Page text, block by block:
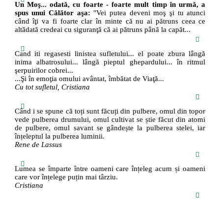
Un Moş... odată, cu foarte - foarte mult timp în urmă, a
spus unui Călător aşa: "Vei putea deveni moş şi tu atunci
când îţi va fi foarte clar în minte că nu ai pătruns ceea ce
altădată credeai cu siguranţă că ai pătruns până la capăt...
Cand iti regasesti linistea sufletului... el poate zbura lângă
inima albatrosului... lângă pieptul ghepardului... în ritmul
şerpuirilor cobrei...
...Şi în emoţia omului avântat, îmbătat de Viaţă...
Cu tot sufletul, Cristiana
Când i se spune că toți sunt făcuți din pulbere, omul din topor
vede pulberea drumului, omul cultivat se știe făcut din atomi
de pulbere, omul savant se gândește la pulberea stelei, iar
înțeleptul la pulberea luminii.
Rene de Lassus
Lumea se împarte între oameni care înțeleg acum și oameni
care vor înțelege puțin mai târziu.
Cristiana